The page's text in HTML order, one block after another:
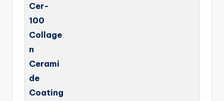
Cer-
100
Collage
n
Cerami
de
Coating